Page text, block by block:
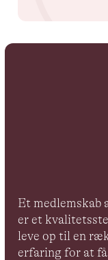
Et medlemskab
er et
leve op til en
erfaring for at